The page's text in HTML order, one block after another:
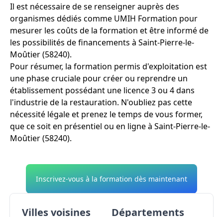
Il est nécessaire de se renseigner auprès des
organismes dédiés comme UMIH Formation pour
mesurer les coûts de la formation et être informé de
les possibilités de financements à Saint-Pierre-le-
Moûtier (58240).
Pour résumer, la formation permis d'exploitation est
une phase cruciale pour créer ou reprendre un
établissement possédant une licence 3 ou 4 dans
l'industrie de la restauration. N'oubliez pas cette
nécessité légale et prenez le temps de vous former,
que ce soit en présentiel ou en ligne à Saint-Pierre-le-
Moûtier (58240).
Inscrivez-vous à la formation dès maintenant
Villes voisines Départements